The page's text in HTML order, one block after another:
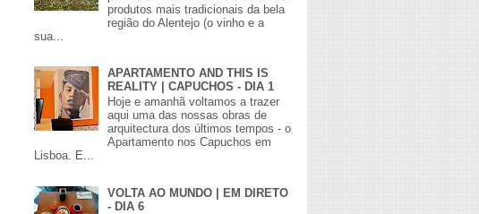
produtos mais tradicionais da bela
região do Alentejo (o vinho e a
sua...
APARTAMENTO AND THIS IS
REALITY | CAPUCHOS - DIA 1
Hoje e amanhã voltamos a trazer
aqui uma das nossas obras de
arquitectura dos últimos tempos - o
Apartamento nos Capuchos em
Lisboa. E...
VOLTA AO MUNDO | EM DIRETO
- DIA 6